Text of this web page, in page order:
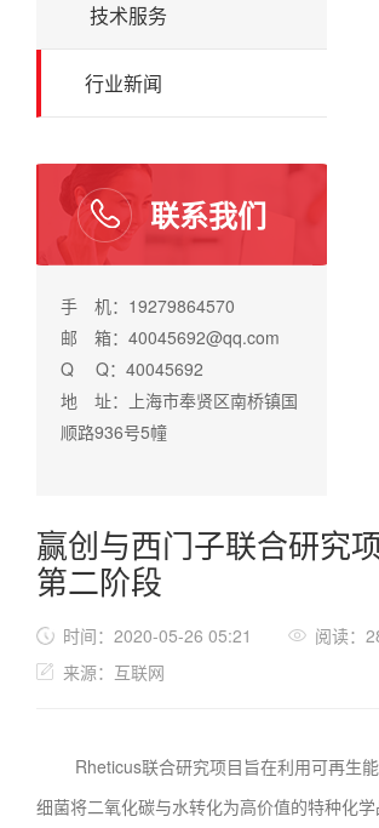
技术服务
行业新闻
联系我们
手 机：19279864570
邮 箱：40045692@qq.com
Q Q：40045692
地 址：上海市奉贤区南桥镇国
顺路936号5幢
赢创与西门子联合研究
第二阶段
时间：2020-05-26 05:21
阅读：
来源：互联网
Rheticus联合研究项目旨在利用可再生能
细菌将二氧化碳与水转化为高价值的特种化学